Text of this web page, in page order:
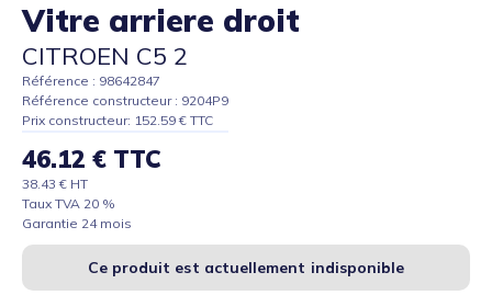
Vitre arriere droit
CITROEN C5 2
Référence : 98642847
Référence constructeur : 9204P9
Prix constructeur: 152.59 € TTC
46.12 € TTC
38.43 € HT
Taux TVA 20 %
Garantie 24 mois
Ce produit est actuellement indisponible